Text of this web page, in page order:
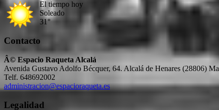
El tiempo hoy
Soleado
31°
Contacto
Â© Espacio Raqueta Alcalá
Avenida Gustavo Adolfo Bécquer, 64. Alcalá de Henares (28806)
Telf. 648692002
administracion@espacioraqueta.es
Legalidad